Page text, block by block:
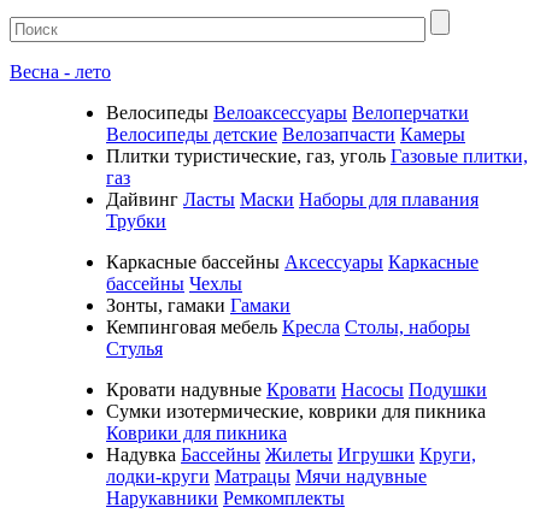
Весна - лето
Велосипеды Велоаксессуары Велоперчатки
Велосипеды детские Велозапчасти Камеры
Плитки туристические, газ, уголь Газовые плитки,
газ
Дайвинг Ласты Маски Наборы для плавания
Трубки
Каркасные бассейны Аксессуары Каркасные
бассейны Чехлы
Зонты, гамаки Гамаки
Кемпинговая мебель Кресла Столы, наборы
Стулья
Кровати надувные Кровати Насосы Подушки
Cумки изотермические, коврики для пикника
Коврики для пикника
Надувка Бассейны Жилеты Игрушки Круги,
лодки-круги Матрацы Мячи надувные
Нарукавники Ремкомплекты